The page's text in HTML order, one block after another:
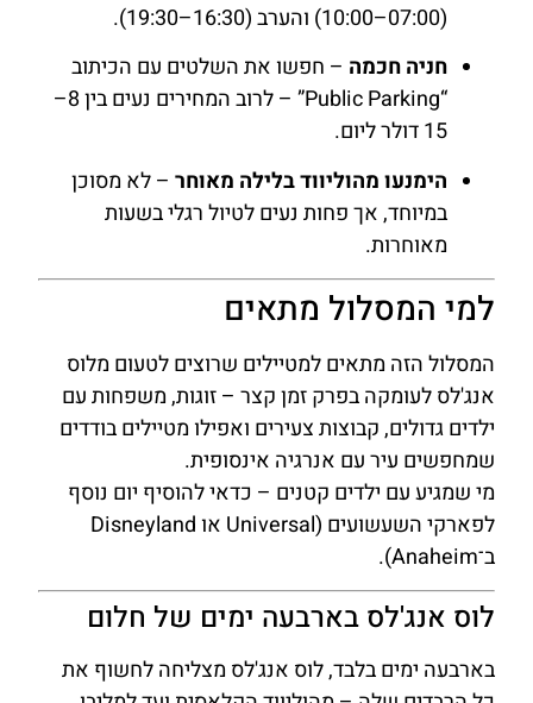
(07:00–10:00) והערב (16:30–19:30).
חניה חכמה – חפשו את השלטים עם הכיתוב
“Public Parking” – לרוב המחירים נעים בין 8–
15 דולר ליום.
הימנעו מהוליווד בלילה מאוחר – לא מסוכן
במיוחד, אך פחות נעים לטיול רגלי בשעות
מאוחרות.
למי המסלול מתאים
המסלול הזה מתאים למטיילים שרוצים לטעום מלוס
אנג'לס לעומקה בפרק זמן קצר – זוגות, משפחות עם
ילדים גדולים, קבוצות צעירים ואפילו מטיילים בודדים
שמחפשים עיר עם אנרגיה אינסופית.
מי שמגיע עם ילדים קטנים – כדאי להוסיף יום נוסף
לפארקי השעשועים (Universal או Disneyland
ב־Anaheim).
לוס אנג'לס בארבעה ימים של חלום
בארבעה ימים בלבד, לוס אנג'לס מצליחה לחשוף את